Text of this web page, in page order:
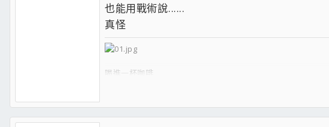
也能用戰術說......
真怪
喝進一杯咖啡
格外的分明